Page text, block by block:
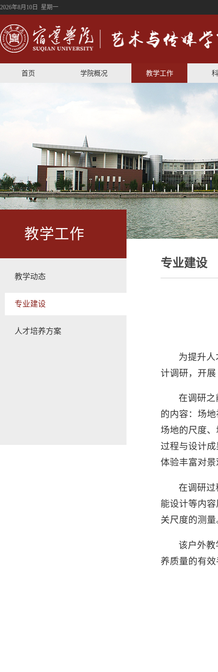
2026年8月10日 星期一
首页 学院概况 教学工作
教学工作
教学动态
专业建设
人才培养方案
专业建设
为提升
计调研，开
在调研
的内容：场
场地的尺度
过程与设计
体验丰富对
在调研
能设计等内
关尺度的测量
该户外
养质量的有